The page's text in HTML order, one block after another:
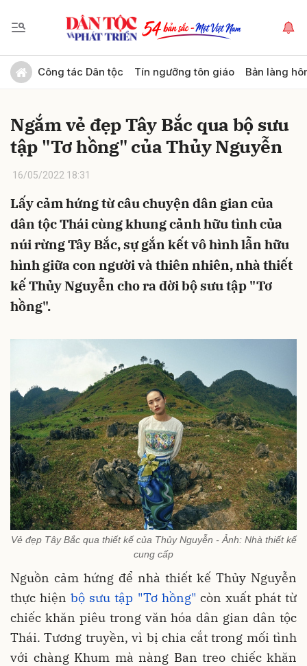
Công tác Dân tộc Tín ngưỡng tôn giáo Bản làng
Ngắm vẻ đẹp Tây Bắc qua bộ sưu
tập "Tơ hồng" của Thủy Nguyễn
16/05/2022 18:31
Lấy cảm hứng từ câu chuyện dân gian của
dân tộc Thái cùng khung cảnh hữu tình của
núi rừng Tây Bắc, sự gắn kết vô hình lẫn hữu
hình giữa con người và thiên nhiên, nhà thiết
kế Thủy Nguyễn cho ra đời bộ sưu tập "Tơ
hồng".
Vẻ đẹp Tây Bắc qua thiết kế của Thủy Nguyễn - Ảnh: Nhà thiết kế
cung cấp
Nguồn cảm hứng để nhà thiết kế Thủy Nguyễn
thực hiệnbộ sưu tập "Tơ hồng" còn xuất phát từ
chiếc khăn piêu trong văn hóa dân gian dân tộc
Thái. Tương truyền, vì bị chia cắt trong mối tình
với chàng Khum mà nàng Ban treo chiếc khăn
Gửi bình luận
Hủy Gửi